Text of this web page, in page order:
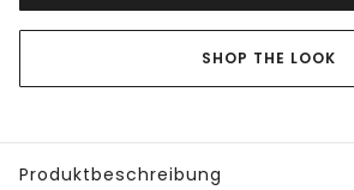
SHOP THE LOOK
Produktbeschreibung